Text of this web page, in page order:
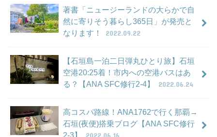
著書「ニュージーランドの大らかで自
然に寄りそう暮らし365日」が発売と
なります！
2022.09.22
【石垣島一泊二日弾丸ひとり旅】石垣
空港20:25着！市内への空港バスはあ
る？【ANA SFC修行2-4】
2022.06.24
高コスパ路線！ANA1762で行く那覇→
石垣(夜便)搭乗ブログ【ANA SFC修行
2-3】
2022.06.16